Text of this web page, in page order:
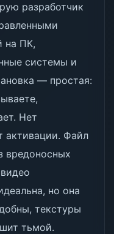
разработчик
на ПК,
системы и
— простая:
Нет
активации. Файл
вредоносных
но она
текстуры
тьмой.